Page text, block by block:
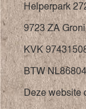
Helperpark
9723 ZA
KVK
BTW
Deze website